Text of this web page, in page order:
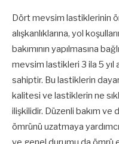
Dört mevsim lastiklerinin
alışkanlıklarına, yol
bakımının yapılmasına
mevsim lastikleri 3 ila 5 yıl
sahiptir. Bu lastiklerin
kalitesi ve lastiklerin ne
ilişkilidir. Düzenli bakım ve
ömrünü uzatmaya